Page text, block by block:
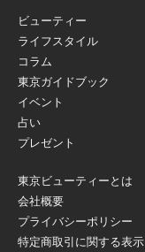
ビューティー
ライフスタイル
コラム
東京ガイドブック
イベント
占い
プレゼント
東京ビューティーとは
会社概要
プライバシーポリシー
特定商取引に関する表示